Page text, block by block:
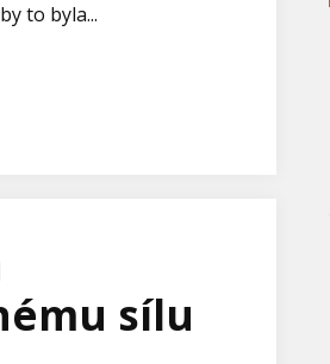
to byla...
sílu